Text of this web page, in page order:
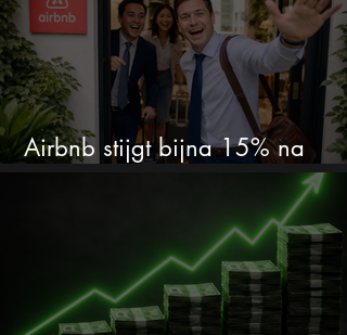
Airbnb stijgt bijna 15% na
cijfers: vooral dit AI-cijfer valt op